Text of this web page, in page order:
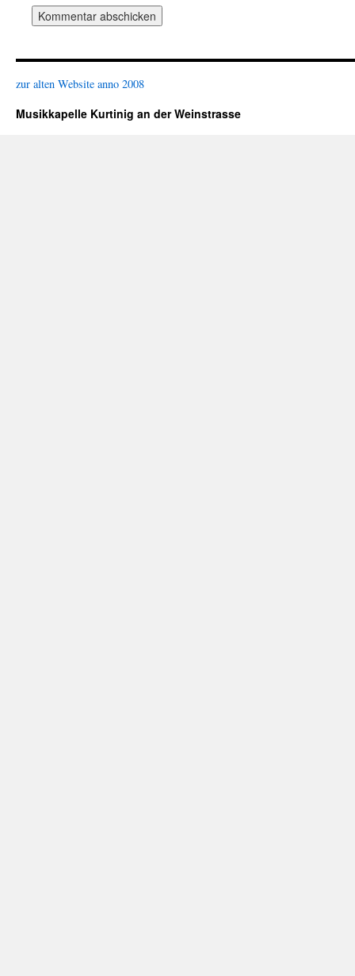
zur alten Website anno 2008
Musikkapelle Kurtinig an der Weinstrasse